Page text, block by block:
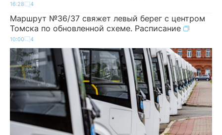
16:28 4
Маршрут №36/37 свяжет левый берег с центром
Томска по обновленной схеме. Расписание
10:00 4